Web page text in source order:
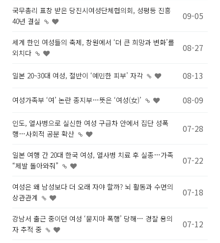
국무총리 표창 받은 당진시여성단체협의회, 성평등 진흥
40년 결실
09-05
세계 한인 여성들의 축제, 창원에서 ‘더 큰 희망과 변화’를
외치다
08-27
일본 20~30대 여성, 절반이 ‘예민한 피부’ 자각 08-13
여성가족부 ‘여’ 논란 종지부…뜻은 ‘여성(女)’ 08-09
인도, 열사병으로 실신한 여성 구급차 안에서 집단 성폭
행…사회적 공분 확산
07-28
일본 여행 간 20대 한국 여성, 열사병 치료 후 실종…가족
“제발 돌아와줘”
07-22
여성은 왜 남성보다 더 오래 자야 할까? 뇌 활동과 수면의
상관관계
07-18
강남서 출근 중이던 여성 ‘묻지마 폭행’ 당해… 경찰 용의
자 추적 중
07-12